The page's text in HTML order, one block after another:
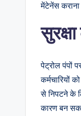
मेंटेनेंस कराना
पेट्रोल पंपों
कर्मचारियों
से निपटने के
कारण बन